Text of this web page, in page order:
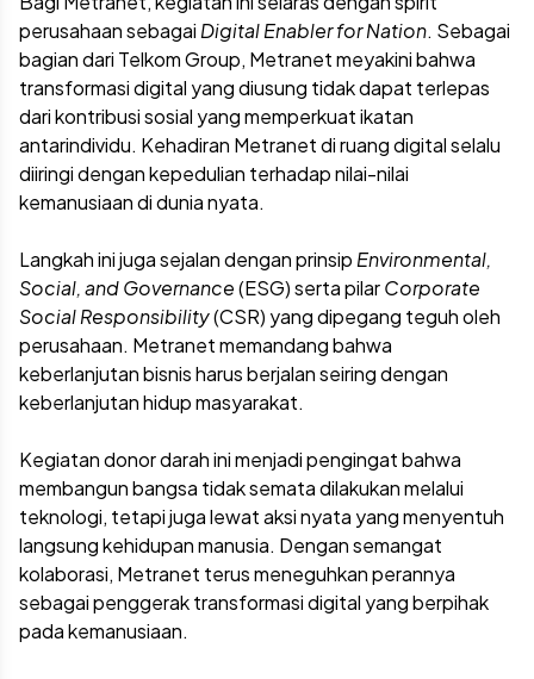
perusahaan sebagai Digital Enabler for Nation. Sebagai
bagian dari Telkom Group, Metranet meyakini bahwa
transformasi digital yang diusung tidak dapat terlepas
dari kontribusi sosial yang memperkuat ikatan
antarindividu. Kehadiran Metranet di ruang digital selalu
diiringi dengan kepedulian terhadap nilai-nilai
kemanusiaan di dunia nyata.
Langkah ini juga sejalan dengan prinsip Environmental,
Social, and Governance(ESG) serta pilarCorporate
Social Responsibility(CSR) yang dipegang teguh oleh
perusahaan. Metranet memandang bahwa
keberlanjutan bisnis harus berjalan seiring dengan
keberlanjutan hidup masyarakat.
Kegiatan donor darah ini menjadi pengingat bahwa
membangun bangsa tidak semata dilakukan melalui
teknologi, tetapi juga lewat aksi nyata yang menyentuh
langsung kehidupan manusia. Dengan semangat
kolaborasi, Metranet terus meneguhkan perannya
sebagai penggerak transformasi digital yang berpihak
pada kemanusiaan.